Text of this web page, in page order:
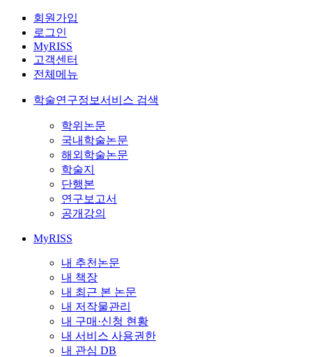
회원가입
로그인
MyRISS
고객센터
전체메뉴
학술연구정보서비스 검색
학위논문
국내학술논문
해외학술논문
학술지
단행본
연구보고서
공개강의
MyRISS
내 추천논문
내 책장
내 최근 본 논문
내 저작물관리
내 구매·신청 현황
내 서비스 사용권한
내 관심 DB